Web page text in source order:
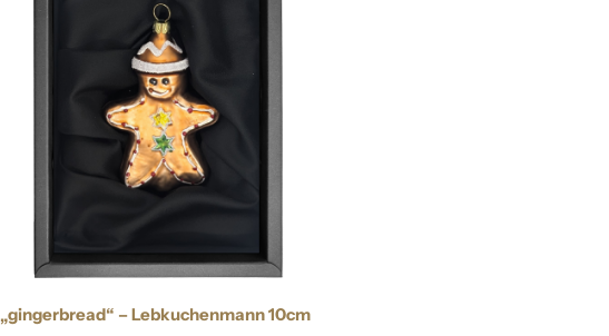
„gingerbread“ – Lebkuchenmann 10cm
Zapfen